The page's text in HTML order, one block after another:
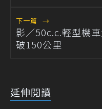
下一篇 →
影／50c.c.輕型機
破150公里
延伸閱讀